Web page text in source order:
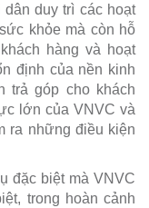
duy trì các hoạt
khỏe mà còn hỗ
hàng và hoạt
định của nền kinh
trả góp cho khách
lớn của VNVC và
ra những điều kiện
đặc biệt mà VNVC
trong hoàn cảnh